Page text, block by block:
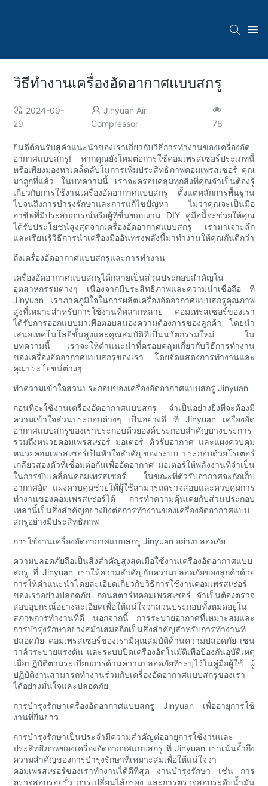
วิธีทำงานเครื่องอัดอากาศแบบสกรู
2024-09-
29
Jinyuan Air
Compressor
76
ยินดีต้อนรับสู่คำแนะนำของเราเกี่ยวกับวิธีการทำงานของเครื่องอัด
อากาศแบบสกรู! หากคุณยังใหม่ต่อการใช้คอมเพรสเซอร์ประเภทนี้
หรือเพียงมองหาเคล็ดลับในการเพิ่มประสิทธิภาพคอมเพรสเซอร์ คุณ
มาถูกที่แล้ว ในบทความนี้ เราจะครอบคลุมทุกสิ่งที่คุณจำเป็นต้องรู้
เกี่ยวกับการใช้งานเครื่องอัดอากาศแบบสกรู ตั้งแต่หลักการพื้นฐาน
ไปจนถึงการบำรุงรักษาและการแก้ไขปัญหา ไม่ว่าคุณจะเป็นมือ
อาชีพที่มีประสบการณ์หรือผู้ที่ชื่นชอบงาน DIY คู่มือนี้จะช่วยให้คุณ
ได้รับประโยชน์สูงสุดจากเครื่องอัดอากาศแบบสกรู เรามาเจาะลึก
และเรียนรู้วิธีการนำเครื่องมืออันทรงพลังนี้มาทำงานให้คุณกันดีกว่า
ถึงเครื่องอัดอากาศแบบสกรูและการทำงาน
เครื่องอัดอากาศแบบสกรูได้กลายเป็นส่วนประกอบสำคัญใน
อุตสาหกรรมต่างๆ เนื่องจากมีประสิทธิภาพและความน่าเชื่อถือ ที่
Jinyuan เราภาคภูมิใจในการผลิตเครื่องอัดอากาศแบบสกรูคุณภาพ
สูงที่เหมาะสำหรับการใช้งานที่หลากหลาย คอมเพรสเซอร์ของเรา
ได้รับการออกแบบมาเพื่อตอบสนองความต้องการของลูกค้า โดยนำ
เสนอเทคโนโลยีขั้นสูงและคุณสมบัติที่เป็นนวัตกรรมใหม่ ใน
บทความนี้ เราจะให้คำแนะนำที่ครอบคลุมเกี่ยวกับวิธีการทำงาน
ของเครื่องอัดอากาศแบบสกรูของเรา โดยจัดแสดงการทำงานและ
คุณประโยชน์ต่างๆ
ทำความเข้าใจส่วนประกอบของเครื่องอัดอากาศแบบสกรู Jinyuan
ก่อนที่จะใช้งานเครื่องอัดอากาศแบบสกรู จำเป็นอย่างยิ่งที่จะต้องมี
ความเข้าใจส่วนประกอบต่างๆ เป็นอย่างดี ที่ Jinyuan เครื่องอัด
อากาศแบบสกรูของเราประกอบด้วยองค์ประกอบสำคัญบางประการ
รวมถึงหน่วยคอมเพรสเซอร์ มอเตอร์ ตัวรับอากาศ และแผงควบคุม
หน่วยคอมเพรสเซอร์เป็นหัวใจสำคัญของระบบ ประกอบด้วยโรเตอร์
เกลียวสองตัวที่เชื่อมต่อกันเพื่ออัดอากาศ มอเตอร์ให้พลังงานที่จำเป็น
ในการขับเคลื่อนคอมเพรสเซอร์ ในขณะที่ตัวรับอากาศจะกักเก็บ
อากาศอัด แผงควบคุมช่วยให้ผู้ใช้สามารถตรวจสอบและควบคุมการ
ทำงานของคอมเพรสเซอร์ได้ การทำความคุ้นเคยกับส่วนประกอบ
เหล่านี้เป็นสิ่งสำคัญอย่างยิ่งต่อการทำงานของเครื่องอัดอากาศแบบ
สกรูอย่างมีประสิทธิภาพ
การใช้งานเครื่องอัดอากาศแบบสกรู Jinyuan อย่างปลอดภัย
ความปลอดภัยถือเป็นสิ่งสำคัญสูงสุดเมื่อใช้งานเครื่องอัดอากาศแบบ
สกรู ที่ Jinyuan เราให้ความสำคัญกับความปลอดภัยของลูกค้าด้วย
การให้คำแนะนำโดยละเอียดเกี่ยวกับวิธีการใช้งานคอมเพรสเซอร์
ของเราอย่างปลอดภัย ก่อนสตาร์ทคอมเพรสเซอร์ จำเป็นต้องตรวจ
สอบอุปกรณ์อย่างละเอียดเพื่อให้แน่ใจว่าส่วนประกอบทั้งหมดอยู่ใน
สภาพการทำงานที่ดี นอกจากนี้ การระบายอากาศที่เหมาะสมและ
การบำรุงรักษาอย่างสม่ำเสมอถือเป็นสิ่งสำคัญสำหรับการทำงานที่
ปลอดภัย คอมเพรสเซอร์ของเรามีคุณสมบัติด้านความปลอดภัย เช่น
วาล์วระบายแรงดัน และระบบปิดเครื่องอัตโนมัติเพื่อป้องกันอุบัติเหตุ
เมื่อปฏิบัติตามระเบียบการด้านความปลอดภัยที่ระบุไว้ในคู่มือผู้ใช้ ผู้
ปฏิบัติงานสามารถทำงานร่วมกับเครื่องอัดอากาศแบบสกรูของเรา
ได้อย่างมั่นใจและปลอดภัย
การบำรุงรักษาเครื่องอัดอากาศแบบสกรู Jinyuan เพื่ออายุการใช้
งานที่ยืนยาว
การบำรุงรักษาเป็นประจำมีความสำคัญต่ออายุการใช้งานและ
ประสิทธิภาพของเครื่องอัดอากาศแบบสกรู ที่ Jinyuan เราเน้นย้ำถึง
ความสำคัญของการบำรุงรักษาที่เหมาะสมเพื่อให้แน่ใจว่า
คอมเพรสเซอร์ของเราทำงานได้ดีที่สุด งานบำรุงรักษา เช่น การ
ตรวจสอบรอยรั่ว การเปลี่ยนไส้กรอง และการตรวจสอบระดับน้ำมัน